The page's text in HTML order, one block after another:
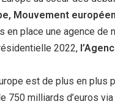
Mouvement
en place une agence de
2022,
est de plus en
750 milliards d’euros